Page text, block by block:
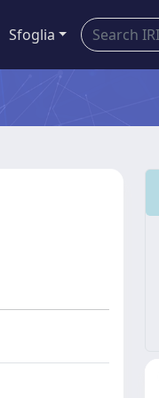
Sfoglia